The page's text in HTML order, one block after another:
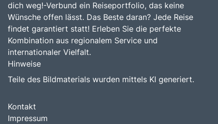
dich weg!-Verbund ein Reiseportfolio, das keine
Wünsche offen lässt. Das Beste daran? Jede Reise
findet garantiert statt! Erleben Sie die perfekte
Kombination aus regionalem Service und
internationaler Vielfalt.
Hinweise
Teile des Bildmaterials wurden mittels KI generiert.
Kontakt
Impressum